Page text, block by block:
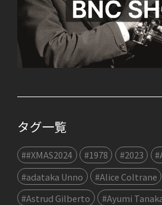
タグ一覧
##XMAS2024 #1978 #2023
#adataka Unno
#Alice Coltrane
#Astrud Gilberto
#Ayumi